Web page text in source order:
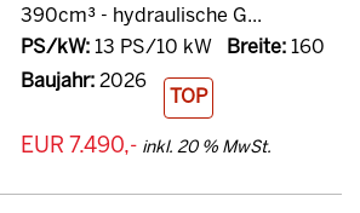
390cm³ - hydraulische G...
PS/kW:13 PS/10 kW Breite:160
Baujahr:2026
TOP
EUR 7.490,- inkl. 20 % MwSt.